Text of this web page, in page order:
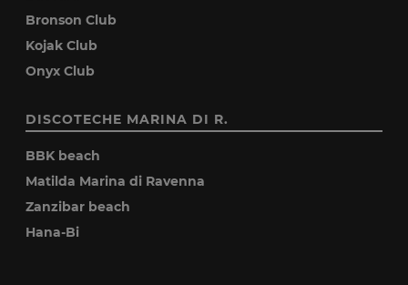
Bronson Club
Kojak Club
Onyx Club
DISCOTECHE MARINA DI R.
BBK beach
Matilda Marina di Ravenna
Zanzibar beach
Hana-Bi